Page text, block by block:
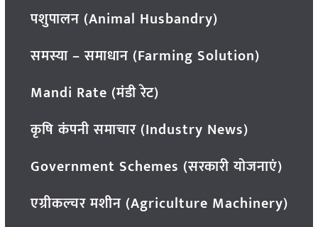
पशुपालन (Animal Husbandry)
समस्या – समाधान (Farming Solution)
Mandi Rate (मंडी रेट)
कृषि कंपनी समाचार (Industry News)
Government Schemes (सरकारी योजनाएं)
एग्रीकल्चर मशीन (Agriculture Machinery)